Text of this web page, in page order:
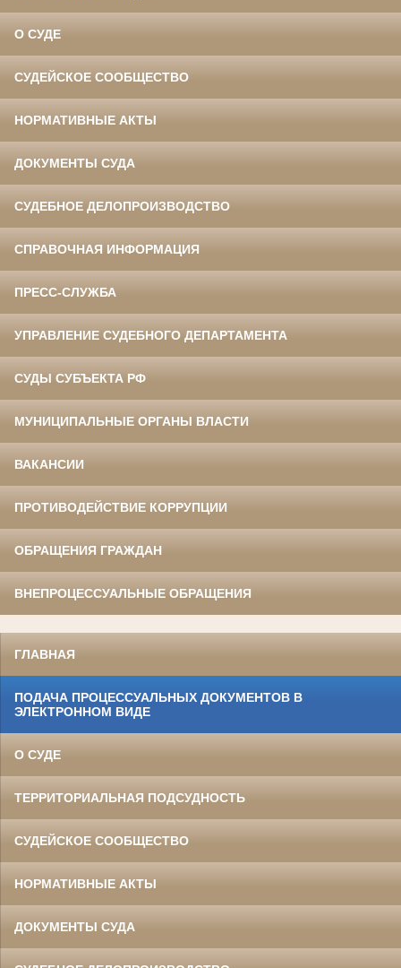
О СУДЕ
СУДЕЙСКОЕ СООБЩЕСТВО
НОРМАТИВНЫЕ АКТЫ
ДОКУМЕНТЫ СУДА
СУДЕБНОЕ ДЕЛОПРОИЗВОДСТВО
СПРАВОЧНАЯ ИНФОРМАЦИЯ
ПРЕСС-СЛУЖБА
УПРАВЛЕНИЕ СУДЕБНОГО ДЕПАРТАМЕНТА
СУДЫ СУБЪЕКТА РФ
МУНИЦИПАЛЬНЫЕ ОРГАНЫ ВЛАСТИ
ВАКАНСИИ
ПРОТИВОДЕЙСТВИЕ КОРРУПЦИИ
ОБРАЩЕНИЯ ГРАЖДАН
ВНЕПРОЦЕССУАЛЬНЫЕ ОБРАЩЕНИЯ
ГЛАВНАЯ
ПОДАЧА ПРОЦЕССУАЛЬНЫХ ДОКУМЕНТОВ В
ЭЛЕКТРОННОМ ВИДЕ
О СУДЕ
ТЕРРИТОРИАЛЬНАЯ ПОДСУДНОСТЬ
СУДЕЙСКОЕ СООБЩЕСТВО
НОРМАТИВНЫЕ АКТЫ
ДОКУМЕНТЫ СУДА